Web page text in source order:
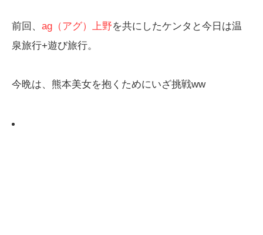
前回、 ag（アグ）上野を共にしたケンタと今日は温
泉旅行+遊び旅行。
今晩は、熊本美女を抱くためにいざ挑戦ww